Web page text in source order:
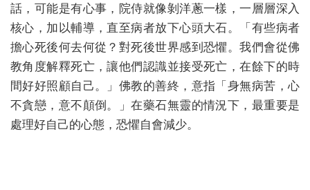
話，可能是有心事，院侍就像剝洋蔥一樣，一層層深入
核心，加以輔導，直至病者放下心頭大石。「有些病者
擔心死後何去何從？對死後世界感到恐懼。我們會從佛
教角度解釋死亡，讓他們認識並接受死亡，在餘下的時
間好好照顧自己。」佛教的善終，意指「身無病苦，心
不貪戀，意不顛倒。」在藥石無靈的情況下，最重要是
處理好自己的心態，恐懼自會減少。